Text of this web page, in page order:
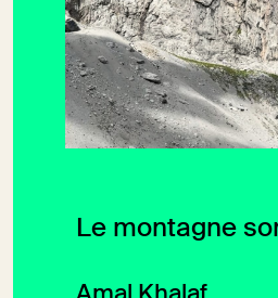
Le montagne